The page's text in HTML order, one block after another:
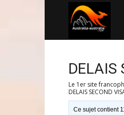
DELAIS
Le 1er site
DELAIS SECOND
Ce sujet contient